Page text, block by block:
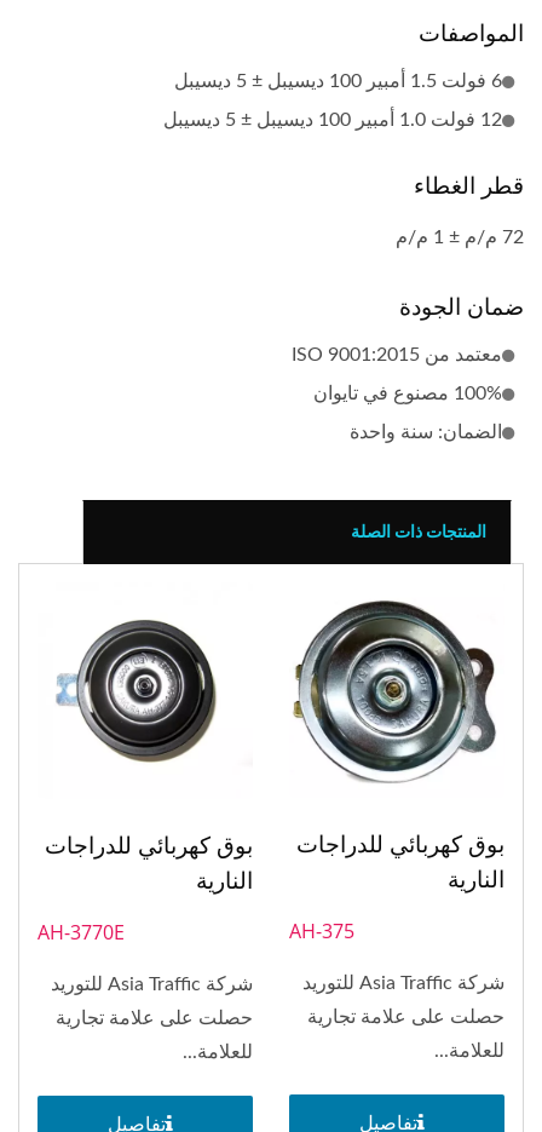
المواصفات
6 فولت 1.5 أمبير 100 ديسيبل ± 5 ديسيبل
12 فولت 1.0 أمبير 100 ديسيبل ± 5 ديسيبل
قطر الغطاء
72 م/م ± 1 م/م
ضمان الجودة
معتمد من ISO 9001:2015
100% مصنوع في تايوان
الضمان: سنة واحدة
المنتجات ذات الصلة
بوق كهربائي للدراجات
النارية
AH-375
شركة Asia Traffic للتوريد
حصلت على علامة تجارية
للعلامة...
تفاصيل
بوق كهربائي للدراجات
النارية
AH-3770E
شركة Asia Traffic للتوريد
حصلت على علامة تجارية
للعلامة...
تفاصيل